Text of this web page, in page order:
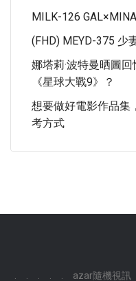
MILK-126
(FHD) MEYD-375 少
娜塔莉·波特曼晒圖
《星球大戰9》？
想要做好電影作品集
考方式
azar隨機視訊